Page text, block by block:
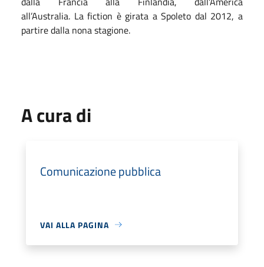
all’Australia. La fiction è girata a Spoleto dal 2012, a
partire dalla nona stagione.
A cura di
Comunicazione pubblica
VAI ALLA PAGINA